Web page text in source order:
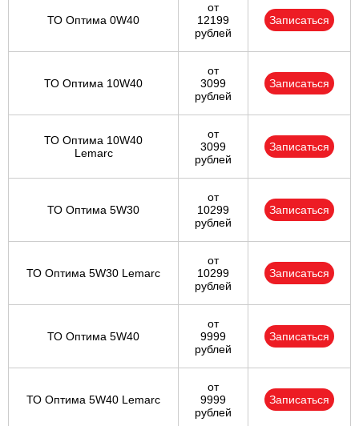
ТО Оптима 0W40
от
12199
рублей
Записаться
ТО Оптима 10W40
от
3099
рублей
Записаться
ТО Оптима 10W40
Lemarc
от
3099
рублей
Записаться
ТО Оптима 5W30
от
10299
рублей
Записаться
ТО Оптима 5W30 Lemarc
от
10299
рублей
Записаться
ТО Оптима 5W40
от
9999
рублей
Записаться
ТО Оптима 5W40 Lemarc
от
9999
рублей
Записаться